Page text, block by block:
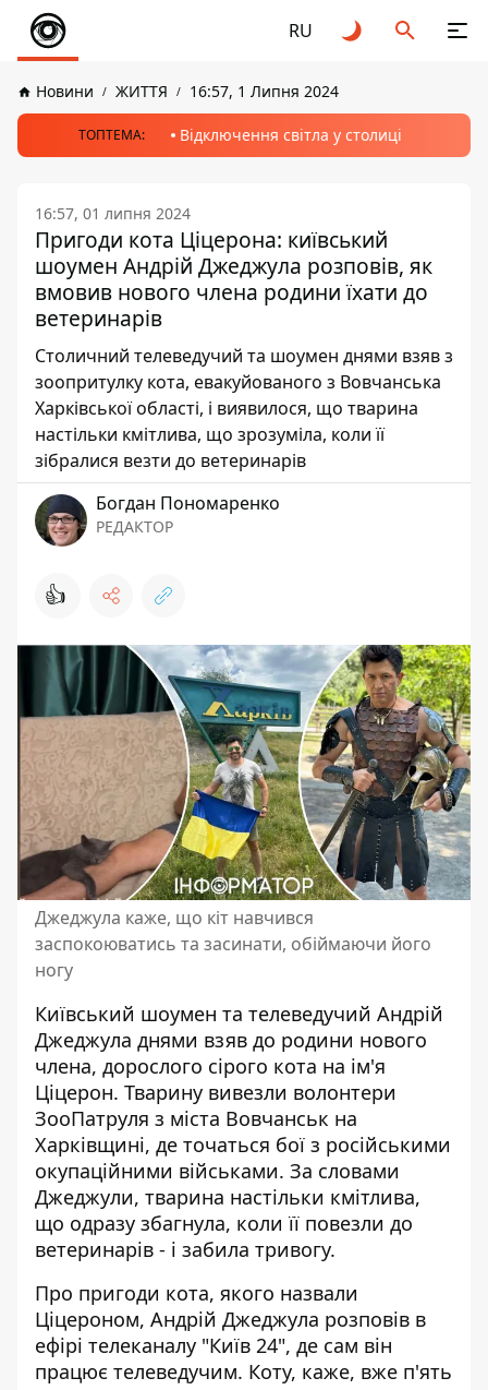
RU
Новини ЖИТТЯ 16:57, 1 Липня 2024
ТОПТЕМА: Відключення світла у столиці
16:57, 01 липня 2024
Пригоди кота Ціцерона: київський
шоумен Андрій Джеджула розповів, як
вмовив нового члена родини їхати до
ветеринарів
Столичний телеведучий та шоумен днями взяв з
зоопритулку кота, евакуйованого з Вовчанська
Харківської області, і виявилося, що тварина
настільки кмітлива, що зрозуміла, коли її
зібралися везти до ветеринарів
Богдан Пономаренко
РЕДАКТОР
👍
Джеджула каже, що кіт навчився
заспокоюватись та засинати, обіймаючи його
ногу
Київський шоумен та телеведучий Андрій
Джеджула днями взяв до родини нового
члена, дорослого сірого кота на ім'я
Ціцерон. Тварину вивезли волонтери
ЗооПатруля з міста Вовчанськ на
Харківщині, де точаться бої з російськими
окупаційними військами. За словами
Джеджули, тварина настільки кмітлива,
що одразу збагнула, коли її повезли до
ветеринарів - і забила тривогу.
Про пригоди кота, якого назвали
Ціцероном, Андрій Джеджула розповів в
ефірі телеканалу "Київ 24", де сам він
працює телеведучим. Коту, каже, вже п'ять